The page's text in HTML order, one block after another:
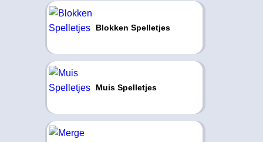
Blokken Spelletjes
Muis Spelletjes